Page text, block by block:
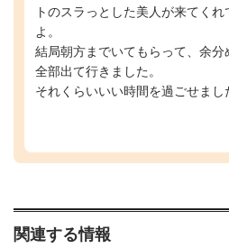
トのスラっとした美人が来てく
よ。
結局朝方までいてもらって、余
全部出て行きました。
それくらいいい時間を過ごせまし
関連する情報